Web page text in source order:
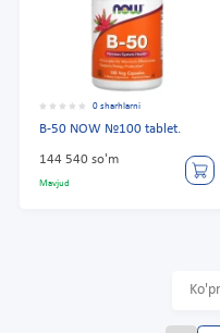
0 sharhlarni
B-50 NOW №100 tablet.
144 540 so'm
Mavjud